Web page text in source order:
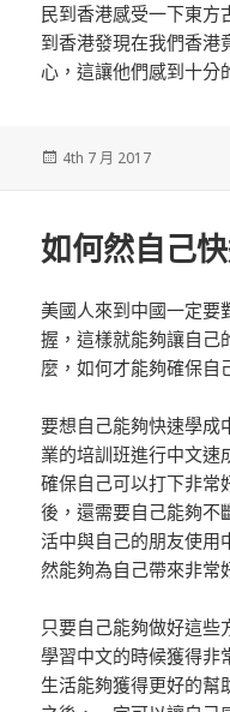
民到香港感受一下東方
到香港發現在我們香港
心，這讓他們感到十分
發
4th 7 月 2017
如何然自己
美國人來到中國一定要
握，這樣就能夠讓自己
麼，如何才能夠確保自
要想自己能夠快速學成
業的培訓班進行中文速
確保自己可以打下非常
後，還需要自己能夠不
活中與自己的朋友使用
然能夠為自己帶來非常
只要自己能夠做好這些
學習中文的時候獲得非
生活能夠獲得更好的幫